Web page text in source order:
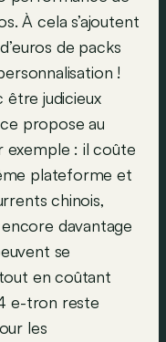
À cela s’ajoutent
de packs
!
être judicieux
propose au
exemple : il coûte
plateforme et
chinois,
davantage
se
en coûtant
e-tron reste
les